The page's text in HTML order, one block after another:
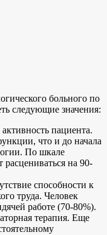
больного по
следующие значения:
пациента.
что и до начала
По шкале
расцениваться на 90-
способности к
труда. Человек
работе (70-80%).
терапия. Еще